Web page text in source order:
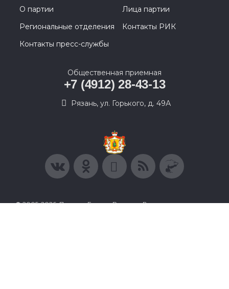
О партии
Лица партии
Региональные отделения
Контакты РИК
Контакты пресс-службы
Общественная приемная
+7 (4912) 28-43-13
Рязань, ул. Горького, д. 49А
© 2005-2026, Партия «Единая Россия». Все права защищены.